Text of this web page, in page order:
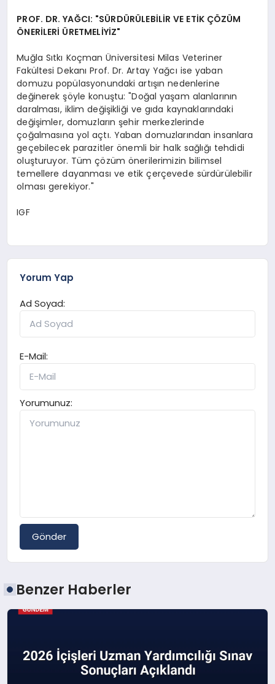
PROF. DR. YAĞCI: "SÜRDÜRÜLEBİLİR VE ETİK ÇÖZÜM
ÖNERİLERİ ÜRETMELİYİZ"
Muğla Sıtkı Koçman Üniversitesi Milas Veteriner
Fakültesi Dekanı Prof. Dr. Artay Yağcı ise yaban
domuzu popülasyonundaki artışın nedenlerine
değinerek şöyle konuştu: "Doğal yaşam alanlarının
daralması, iklim değişikliği ve gıda kaynaklarındaki
değişimler, domuzların şehir merkezlerinde
çoğalmasına yol açtı. Yaban domuzlarından insanlara
geçebilecek parazitler önemli bir halk sağlığı tehdidi
oluşturuyor. Tüm çözüm önerilerimizin bilimsel
temellere dayanması ve etik çerçevede sürdürülebilir
olması gerekiyor."
IGF
Yorum Yap
Ad Soyad:
E-Mail:
Yorumunuz:
Gönder
Benzer Haberler